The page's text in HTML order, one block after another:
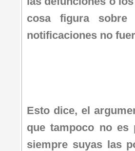
cosa figura
notificaciones no
Esto dice, el
que tampoco no
siempre suyas las